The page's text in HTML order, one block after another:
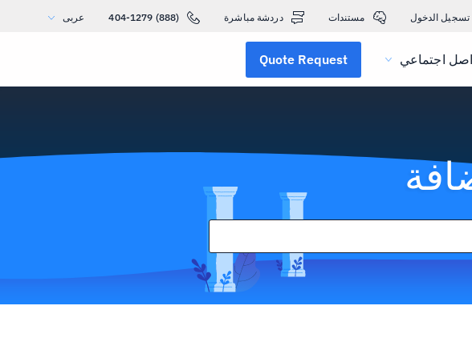
تسجيل الدخول مستندات دردشة مباشرة (888) 404-1279 عربى
اجتماعي Quote Request